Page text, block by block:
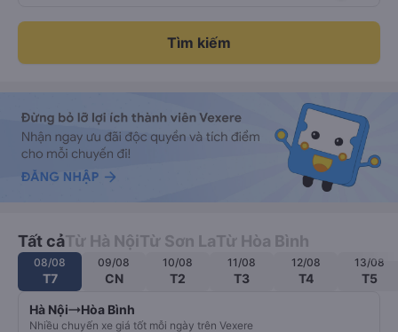
Tìm kiếm
Tất cảTừ Hà NộiTừ Sơn LaTừ Hòa Bình
08/08
T7
09/08
CN
10/08
T2
11/08
T3
12/08
T4
13/08
T5
Hà Nội Hòa Bình
Nhiều chuyến xe giá tốt mỗi ngày trên Vexere